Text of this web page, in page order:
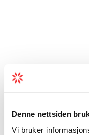
Denne nettsiden
Vi bruker